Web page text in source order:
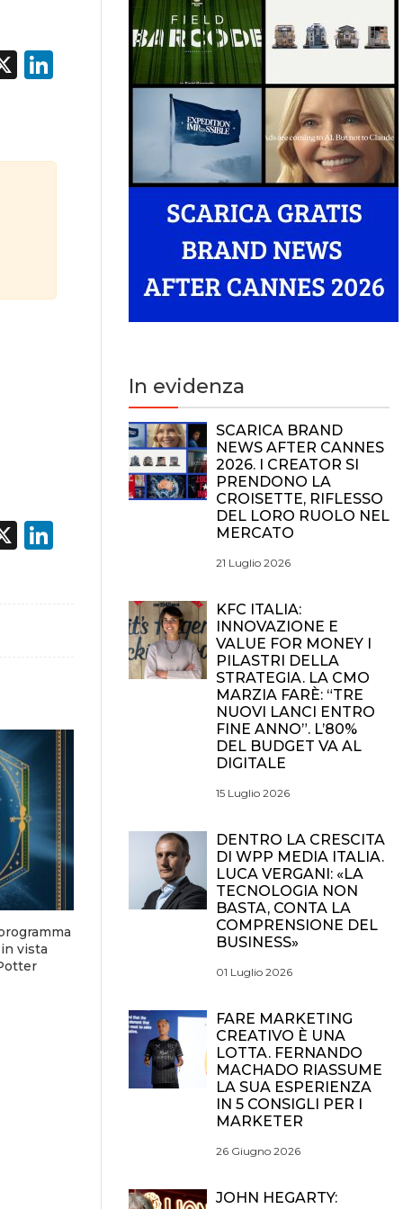
X LinkedIn
X LinkedIn
vista
In evidenza
SCARICA BRAND
NEWS AFTER CANNES
2026. I CREATOR SI
PRENDONO LA
CROISETTE, RIFLESSO
DEL LORO RUOLO NEL
MERCATO
21 Luglio 2026
KFC ITALIA:
INNOVAZIONE E
VALUE FOR MONEY I
PILASTRI DELLA
STRATEGIA. LA CMO
MARZIA FARÈ: “TRE
NUOVI LANCI ENTRO
FINE ANNO”. L’80%
DEL BUDGET VA AL
DIGITALE
15 Luglio 2026
DENTRO LA CRESCITA
DI WPP MEDIA ITALIA.
LUCA VERGANI: «LA
TECNOLOGIA NON
BASTA, CONTA LA
COMPRENSIONE DEL
BUSINESS»
01 Luglio 2026
FARE MARKETING
CREATIVO È UNA
LOTTA. FERNANDO
MACHADO RIASSUME
LA SUA ESPERIENZA
IN 5 CONSIGLI PER I
MARKETER
26 Giugno 2026
JOHN HEGARTY: